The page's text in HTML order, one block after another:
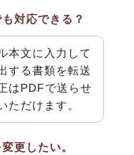
対応できる？
本文に入力して
する書類を転送
はPDFで送らせ
ただけます。
更したい。